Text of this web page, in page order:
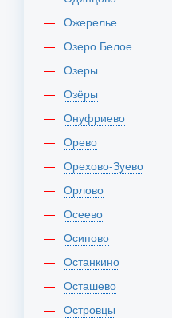
Ожерелье
Озеро Белое
Озеры
Озёры
Онуфриево
Орево
Орехово-Зуево
Орлово
Осеево
Осипово
Останкино
Осташево
Островцы